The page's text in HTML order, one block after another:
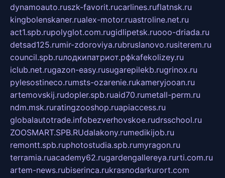
dynamoauto.ruszk-favorit.rucarlines.ruflatnsk.ru
kingbolenskaner.rualex-motor.ruastroline.net.ru
act1.spb.rupolyglot.com.rugidlipetsk.ruooo-driada.ru
detsad125.rumir-zdoroviya.rubruslanovo.rusiterem.ru
council.spb.ruлодкипатриот.рфkafekolizey.ru
iclub.net.rugazon-easy.rusugarepilekb.rugrinox.ru
pylesostineco.rumsts-ozarenie.rukameryjooan.ru
artemovskij.rudopler.spb.ruaid70.rumetall-perm.ru
ndm.msk.ruratingzooshop.ruapiaccess.ru
globalautotrade.infobezverhovskoe.rudrsschool.ru
ZOOSMART.SPB.RUdalakony.rumedikijob.ru
remontt.spb.ruphotostudia.spb.rumyragon.ru
terramia.ruacademy62.rugardengallereya.rurti.com.ru
artem-news.rubiserinca.rukrasnodarkurort.com